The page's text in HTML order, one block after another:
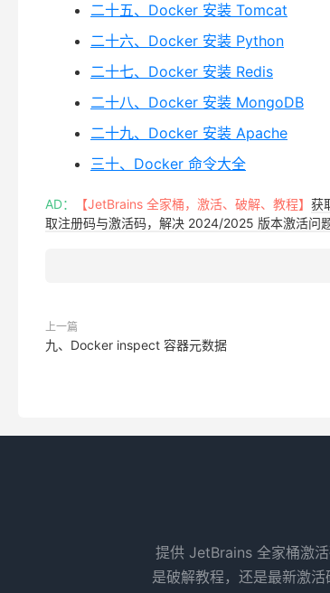
二十五、Docker 安装 Tomcat
二十六、Docker 安装 Python
二十七、Docker 安装 Redis
二十八、Docker 安装 MongoDB
二十九、Docker 安装 Apache
三十、Docker 命令大全
AD： 【JetBrains 全家桶，激活、破解、教程】 获
取注册码与激活码，解决 2024/2025 版本激活问
上一篇
九、Docker inspect 容器元数据
提供 JetBrains 全家桶激
是破解教程，还是最新激